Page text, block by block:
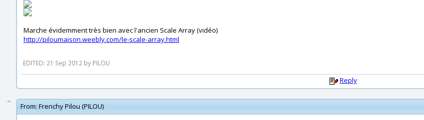
Marche évidemment très bien avec l'ancien Scale Array (vidéo)
http://piloumaison.weebly.com/le-scale-array.html
EDITED: 21 Sep 2012 by PILOU
Reply
From: Frenchy Pilou (PILOU)